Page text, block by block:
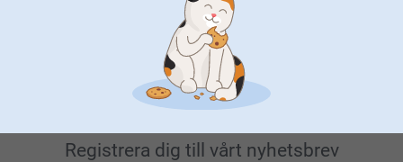
Förstklassig kundservice
Registrera dig till vårt nyhetsbrev